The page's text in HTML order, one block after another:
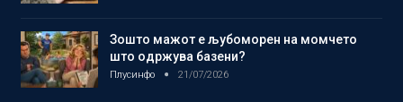
Зошто мажот е љубоморен на момчето
што одржува базени?
Плусинфо 21/07/2026